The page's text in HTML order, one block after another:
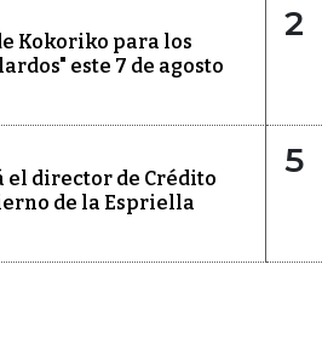
Kokoriko para los
este 7 de agosto
2
el director de Crédito
de la Espriella
5